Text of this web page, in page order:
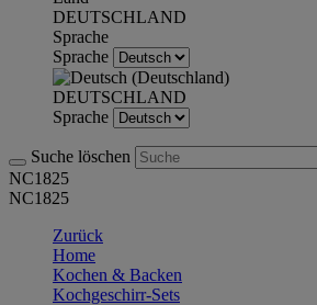
DEUTSCHLAND
Sprache
Sprache
DEUTSCHLAND
Sprache
Suche löschen
NC1825
NC1825
Zurück
Home
Kochen & Backen
Kochgeschirr-Sets